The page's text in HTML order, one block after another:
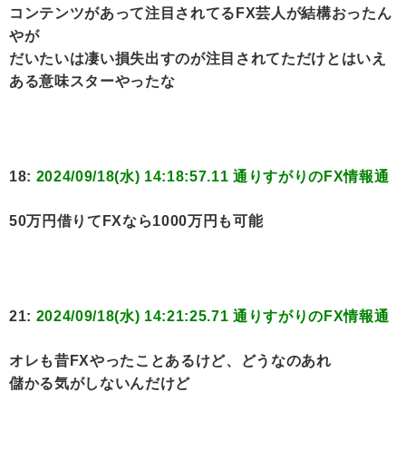
コンテンツがあって注目されてるFX芸人が結構おったん
やが
だいたいは凄い損失出すのが注目されてただけとはいえ
ある意味スターやったな
18: 2024/09/18(水) 14:18:57.11 通りすがりのFX情報通
50万円借りてFXなら1000万円も可能
21: 2024/09/18(水) 14:21:25.71 通りすがりのFX情報通
オレも昔FXやったことあるけど、どうなのあれ
儲かる気がしないんだけど